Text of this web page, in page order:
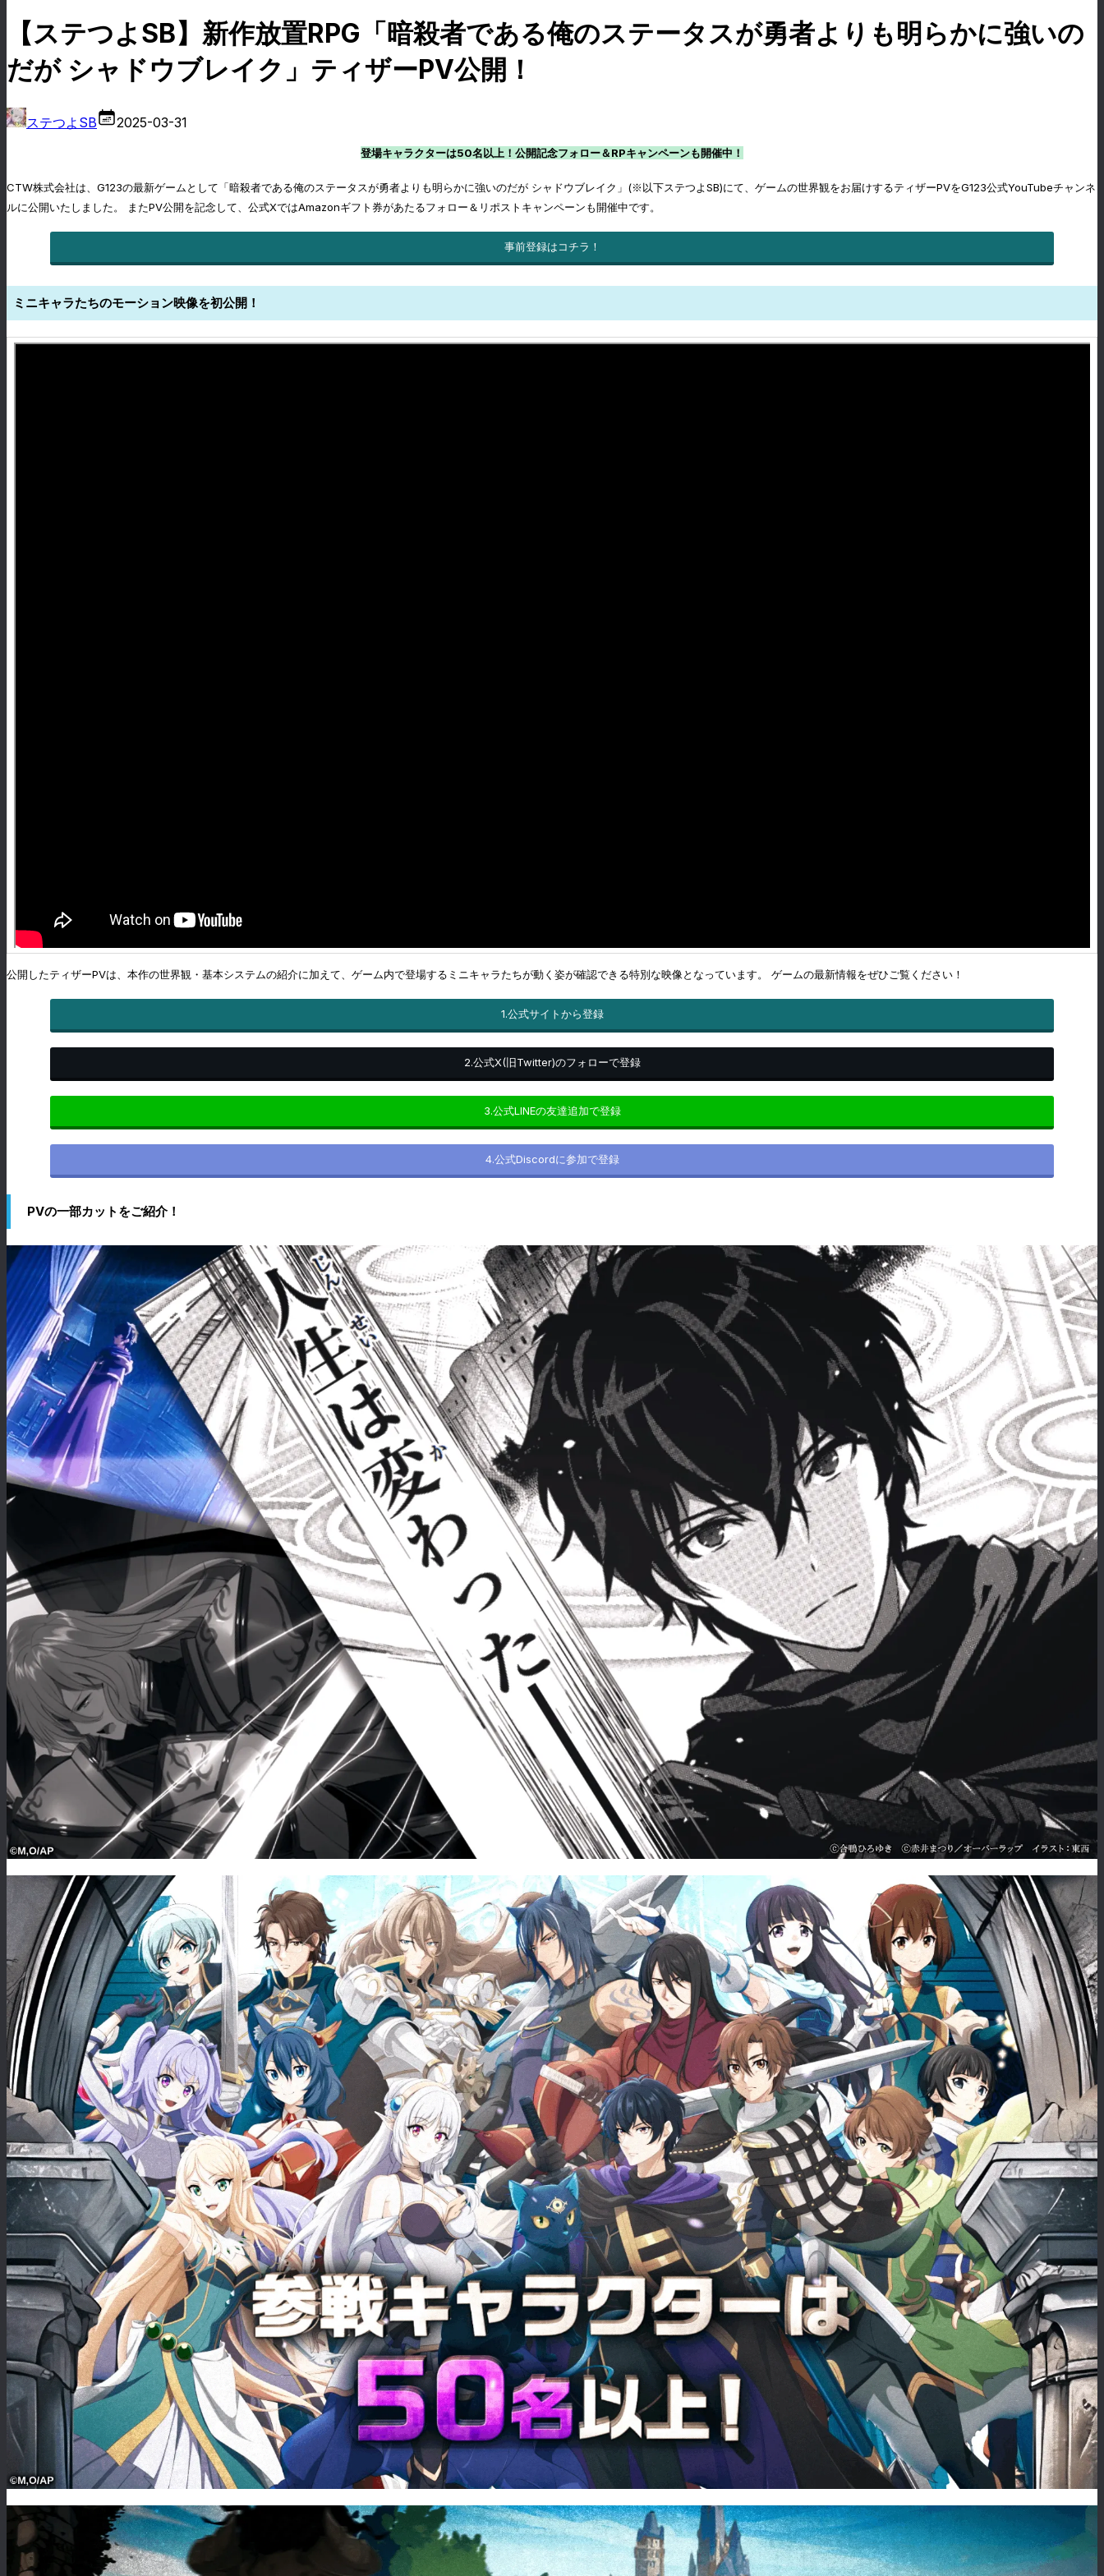
【ステつよSB】新作放置RPG「暗殺者である俺のステータスが勇者よりも明らかに強いの
だが シャドウブレイク」ティザーPV公開！
ステつよSB 2025-03-31
登場キャラクターは50名以上！公開記念フォロー＆RPキャンペーンも開催中！
CTW株式会社は、G123の最新ゲームとして「暗殺者である俺のステータスが勇者よりも明らかに強いのだが シャドウブレイク」(※以下ステつよSB)にて、ゲームの世界観をお届けするティザーPVをG123公式YouTubeチャンネ
ルに公開いたしました。 またPV公開を記念して、公式XではAmazonギフト券があたるフォロー＆リポストキャンペーンも開催中です。
事前登録はコチラ！
ミニキャラたちのモーション映像を初公開！
公開したティザーPVは、本作の世界観・基本システムの紹介に加えて、ゲーム内で登場するミニキャラたちが動く姿が確認できる特別な映像となっています。 ゲームの最新情報をぜひご覧ください！
1.公式サイトから登録
2.公式X(旧Twitter)のフォローで登録
3.公式LINEの友達追加で登録
4.公式Discordに参加で登録
PVの一部カットをご紹介！